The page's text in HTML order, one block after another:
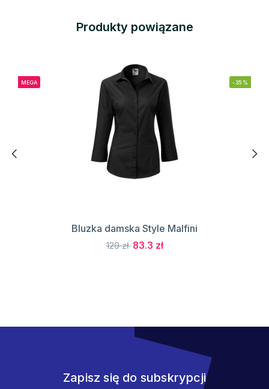
Produkty powiązane
MEGA -35%
Bluzka damska Style Malfini
129 zł 83.3 zł
Zapisz się do subskrypcji